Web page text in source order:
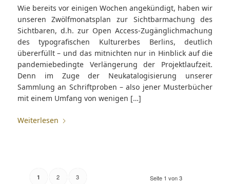
Wie bereits vor einigen Wochen angekündigt, haben wir
unseren Zwölfmonatsplan zur Sichtbarmachung des
Sichtbaren, d.h. zur Open Access-Zugänglichmachung
des typografischen Kulturerbes Berlins, deutlich
übererfüllt – und das mitnichten nur in Hinblick auf die
pandemiebedingte Verlängerung der Projektlaufzeit.
Denn im Zuge der Neukatalogisierung unserer
Sammlung an Schriftproben – also jener Musterbücher
mit einem Umfang von wenigen […]
Weiterlesen
Seite 1 von 3
1 2 3